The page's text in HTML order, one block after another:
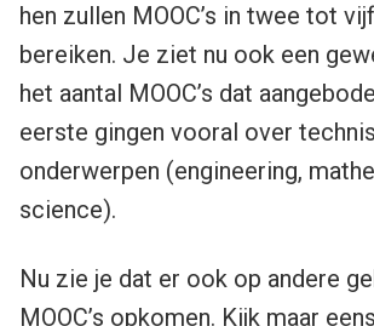
hen zullen MOOC’s in twee tot
bereiken. Je ziet nu ook een
het aantal MOOC’s dat
eerste gingen vooral over
onderwerpen (engineering,
science).
Nu zie je dat er ook op andere
MOOC’s opkomen. Kijk maar